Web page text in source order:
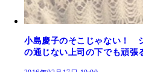
小島慶子のそこじゃない！
の通じない上司の下でも頑張